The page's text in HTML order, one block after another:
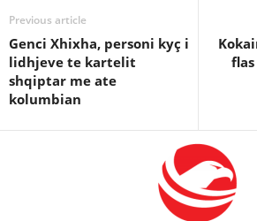
Previous article
Genci Xhixha, personi kyç i
lidhjeve te kartelit
shqiptar me ate
kolumbian